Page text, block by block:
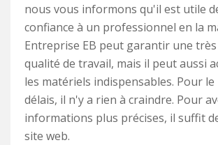
nous vous informons qu'il est utile
confiance à un professionnel en la
Entreprise EB peut garantir une
qualité de travail, mais il peut aussi
les matériels indispensables. Pour le
délais, il n'y a rien à craindre. Pour
informations plus précises, il suffit
site web.